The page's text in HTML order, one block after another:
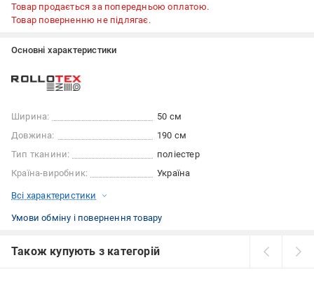
Товар продається за попередньою оплатою.
Товар поверненню не підлягає.
Основні характеристики
Ширина:
50 см
Довжина:
190 см
Тип тканини:
поліестер
Країна-виробник:
Україна
Всі характеристики
Умови обміну і повернення товару
Також купують з категорій